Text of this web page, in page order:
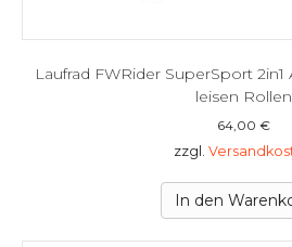
Laufrad FWRider SuperSport
leisen Rollen
64,00 €
zzgl.
In den